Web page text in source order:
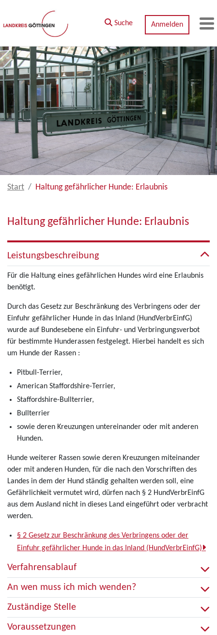
Zum Hauptinhalt springen
Suche Anmelden
Start Haltung gefährlicher Hunde: Erlaubnis
Haltung gefährlicher Hunde: Erlaubnis
Leistungsbeschreibung
Für die Haltung eines gefährlichen Hundes wird eine Erlaubnis
benötigt.
Durch das Gesetz zur Beschränkung des Verbringens oder der
Einfuhr gefährlicher Hunde in das Inland (HundVerbrEinfG)
wurde auf Bundesebene ein Einfuhr- und Verbringungsverbot
für bestimmte Hunderassen festgelegt. Hierbei handelt es sich
um Hunde der Rassen :
Pitbull-Terrier,
American Staffordshire-Terrier,
Staffordshire-Bullterrier,
Bullterrier
sowie deren Kreuzungen untereinander oder mit anderen
Hunden.
Hunde weiterer Rassen sowie deren Kreuzungen miteinander
oder mit anderen Hunden, für die nach den Vorschriften des
Landes in dem der Hund ständig gehalten werden soll, eine
Gefährlichkeit vermutet wird, dürfen nach § 2 HundVerbrEinfG
aus dem Ausland nicht in dieses Land eingeführt oder verbracht
werden.
§ 2 Gesetz zur Beschränkung des Verbringens oder der
Einfuhr gefährlicher Hunde in das Inland (HundVerbrEinfG)
Verfahrensablauf
An wen muss ich mich wenden?
Zuständige Stelle
Voraussetzungen